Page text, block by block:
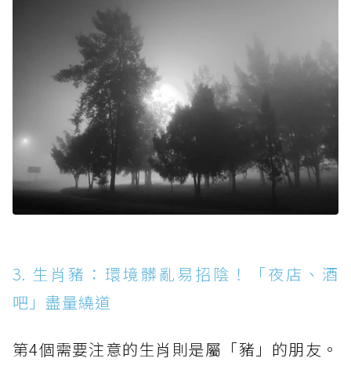
3. 生肖豬：環境髒亂易招陰！「夜店、酒
吧」盡量繞道
第4個需要注意的生肖則是屬「豬」的朋友。